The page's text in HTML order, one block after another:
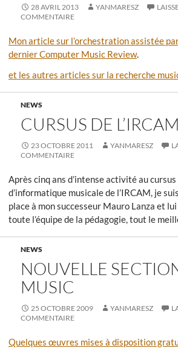
28 AVRIL 2013 YANMARESZ
COMMENTAIRE
Mon article sur l’orchestration assistée
dernier Computer Music Review.
et les autres articles sur la recherche
NEWS
CURSUS DE L’IRCAM
23 OCTOBRE 2011 YANMARESZ
COMMENTAIRE
Après cinq ans d’intense activité au
d’informatique musicale de l’IRCAM, je
place à mon successeur Mauro Lanza et lui
toute l’équipe de la pédagogie, tout le
NEWS
NOUVELLE
MUSIC
25 OCTOBRE 2009 YANMARESZ
COMMENTAIRE
Quelques œuvres mises à disposition